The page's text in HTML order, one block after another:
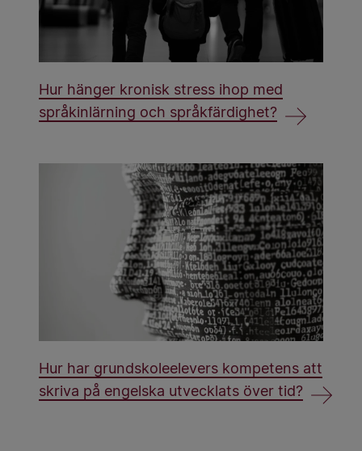
Hur hänger kronisk stress ihop med
språkinlärning och språkfärdighet?
Hur har grundskoleelevers kompetens att
skriva på engelska utvecklats över tid?